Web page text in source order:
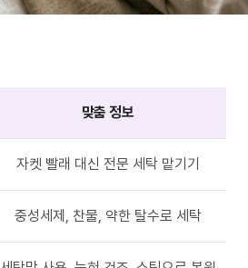
맞춤 정보
자켓 빨래 대신 전문 세탁 맡기기
중성세제, 찬물, 약한 탈수로 세탁